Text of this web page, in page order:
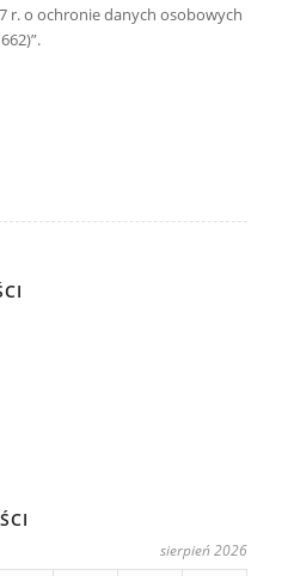
r. o ochronie danych osobowych
sierpień 2026